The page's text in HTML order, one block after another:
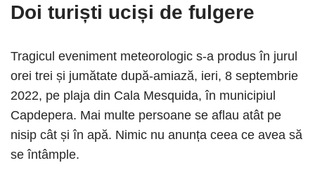
Doi turiști uciși de fulgere
Tragicul eveniment meteorologic s-a produs în jurul
orei trei și jumătate după-amiază, ieri, 8 septembrie
2022, pe plaja din Cala Mesquida, în municipiul
Capdepera. Mai multe persoane se aflau atât pe
nisip cât și în apă. Nimic nu anunța ceea ce avea să
se întâmple.